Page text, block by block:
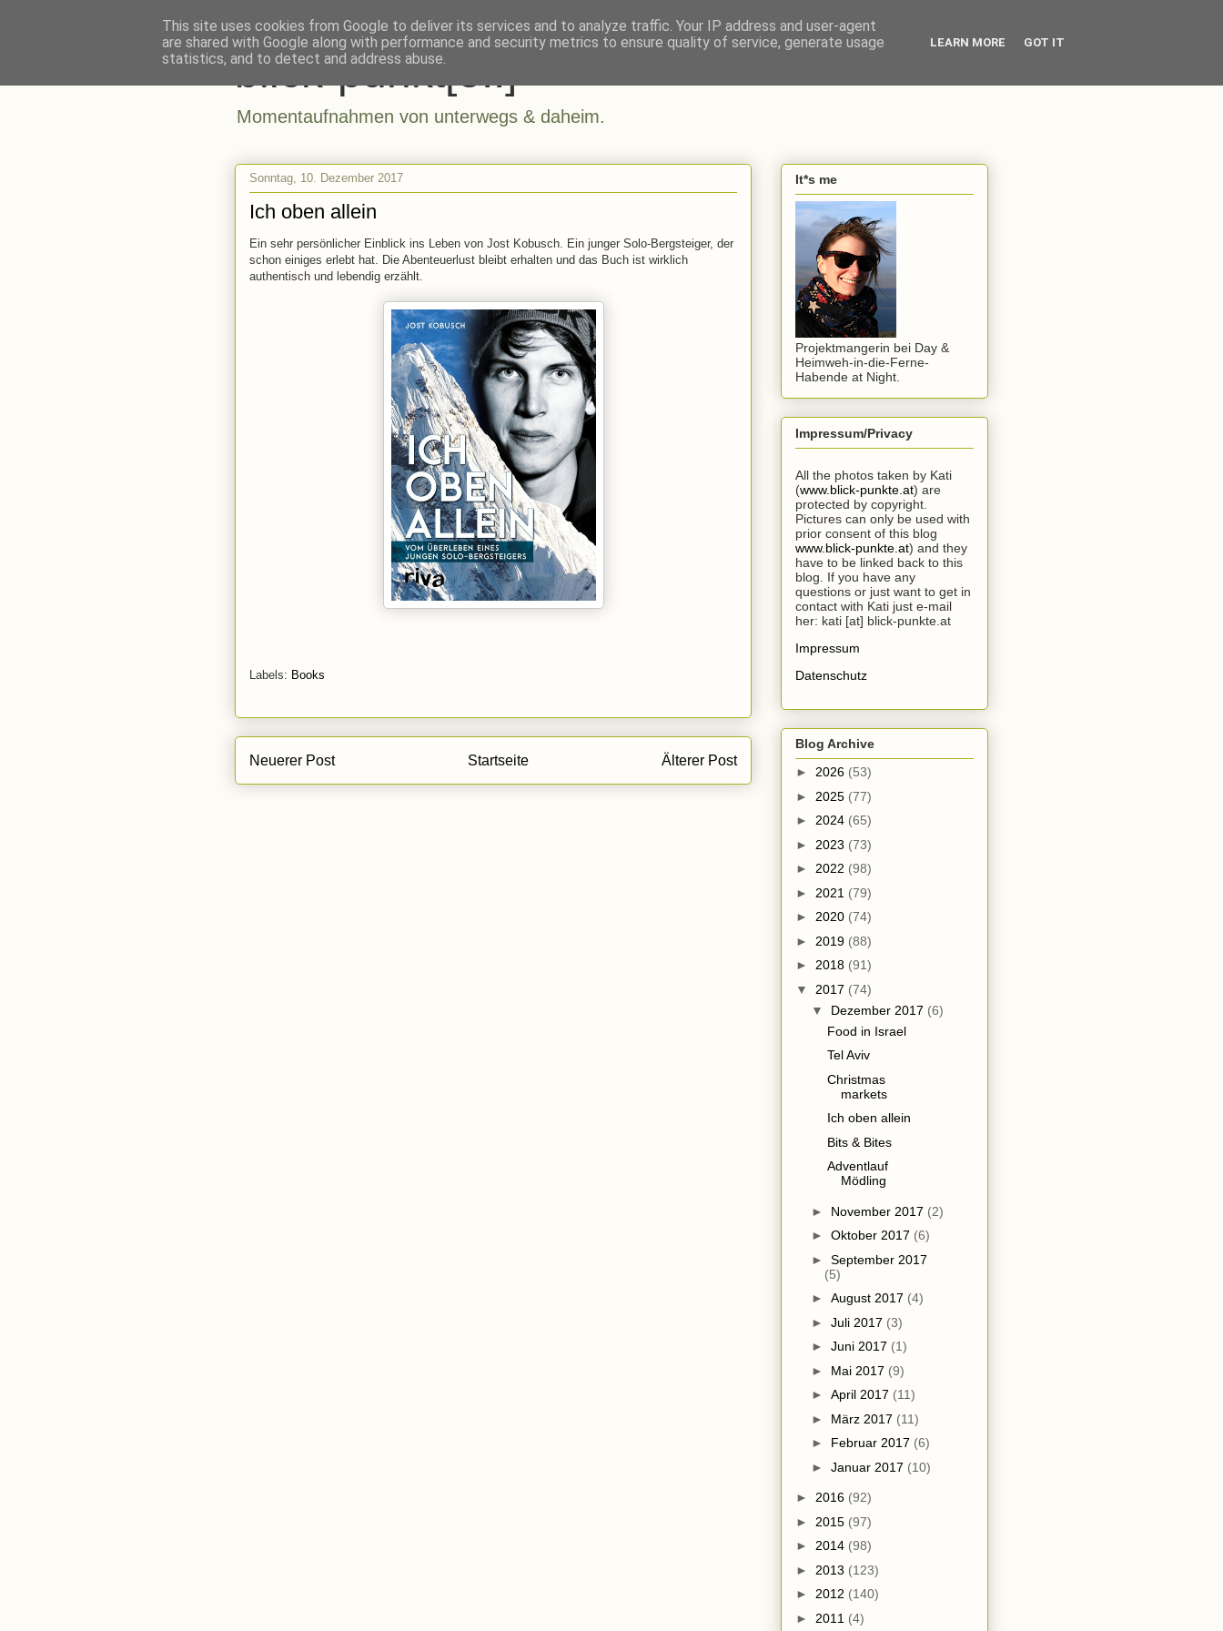
blick-punkt[e..]
Momentaufnahmen von unterwegs & daheim.
Sonntag, 10. Dezember 2017
Ich oben allein
Ein sehr persönlicher Einblick ins Leben von Jost Kobusch. Ein junger Solo-Bergsteiger, der
schon einiges erlebt hat. Die Abenteuerlust bleibt erhalten und das Buch ist wirklich
authentisch und lebendig erzählt.
Labels: Books
Neuerer Post Älterer Post
Startseite
It*s me
Projektmangerin bei Day &
Heimweh-in-die-Ferne-
Habende at Night.
Impressum/Privacy
All the photos taken by Kati
(www.blick-punkte.at) are
protected by copyright.
Pictures can only be used with
prior consent of this blog
www.blick-punkte.at) and they
have to be linked back to this
blog. If you have any
questions or just want to get in
contact with Kati just e-mail
her: kati [at] blick-punkte.at
Impressum
Datenschutz
Blog Archive
► 2026 (53)
► 2025 (77)
► 2024 (65)
► 2023 (73)
► 2022 (98)
► 2021 (79)
► 2020 (74)
► 2019 (88)
► 2018 (91)
▼ 2017 (74)
▼ Dezember 2017 (6)
Food in Israel
Tel Aviv
Christmas
markets
Ich oben allein
Bits & Bites
Adventlauf
Mödling
► November 2017 (2)
► Oktober 2017 (6)
► September 2017
(5)
► August 2017 (4)
► Juli 2017 (3)
► Juni 2017 (1)
► Mai 2017 (9)
► April 2017 (11)
► März 2017 (11)
► Februar 2017 (6)
► Januar 2017 (10)
► 2016 (92)
► 2015 (97)
► 2014 (98)
► 2013 (123)
► 2012 (140)
► 2011 (4)
This site uses cookies from Google to deliver its services and to analyze traffic. Your IP address and user-agent
are shared with Google along with performance and security metrics to ensure quality of service, generate usage
statistics, and to detect and address abuse.
LEARN MORE GOT IT